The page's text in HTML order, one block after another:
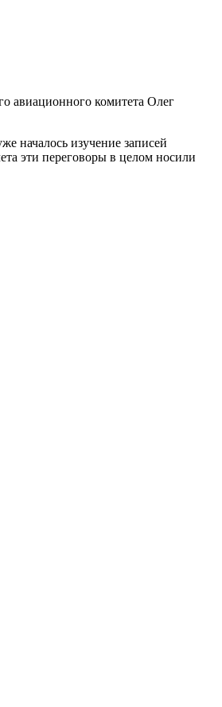
авиационного комитета Олег
началось изучение записей
эти переговоры в целом носили